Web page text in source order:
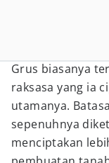
Grus biasanya
raksasa yang ia
utamanya.
sepenuhnya
menciptakan